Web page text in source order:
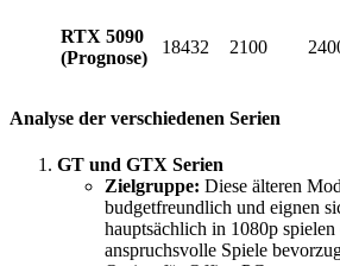
RTX 5090
(Prognose)
18432 2100
Analyse der verschiedenen Serien
GT und GTX Serien
Zielgruppe: Diese älteren
budgetfreundlich und eignen
hauptsächlich in 1080p
anspruchsvolle Spiele